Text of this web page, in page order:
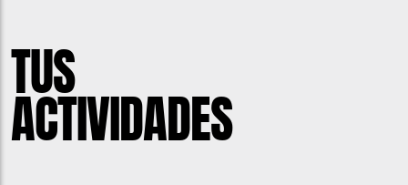
TUS
ACTIVIDADES